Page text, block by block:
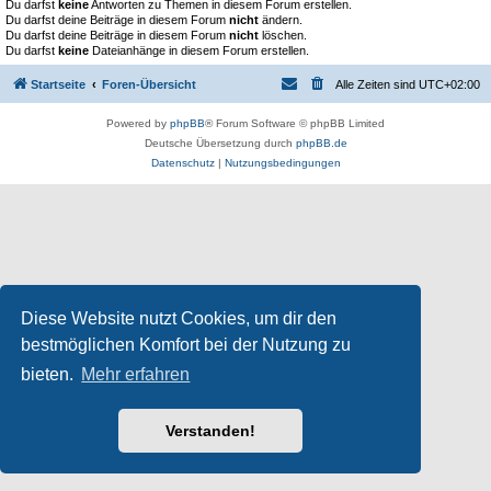
Diese Website nutzt Cookies, um dir den
bestmöglichen Komfort bei der Nutzung zu
bieten. Mehr erfahren
Verstanden!
Du darfst keineAntworten zu Themen in diesem Forum erstellen.
Du darfst deine Beiträge in diesem Forum nicht ändern.
Du darfst deine Beiträge in diesem Forum nicht löschen.
Du darfst keine Dateianhänge in diesem Forum erstellen.
Startseite Foren-Übersicht Alle Zeiten sind UTC+02:00
Powered by phpBB® Forum Software © phpBB Limited
Deutsche Übersetzung durch phpBB.de
Datenschutz| Nutzungsbedingungen